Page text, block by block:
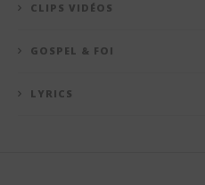
CLIPS VIDÉOS
GOSPEL & FOI
LYRICS